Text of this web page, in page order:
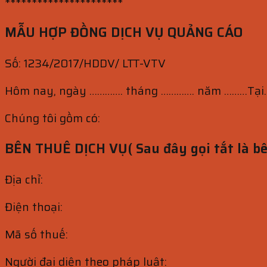
MẪU HỢP ĐỒNG DỊCH VỤ QUẢNG CÁO
Số: 1234/2017/HDDV/ LTT-VTV
Hôm nay, ngày …………. tháng …………. năm
Chúng tôi gồm có:
BÊN THUÊ DỊCH VỤ( Sau đây gọi tắt là
Địa chỉ:
Điện thoại:
Mã số thuế:
Người đại diện theo pháp luật: